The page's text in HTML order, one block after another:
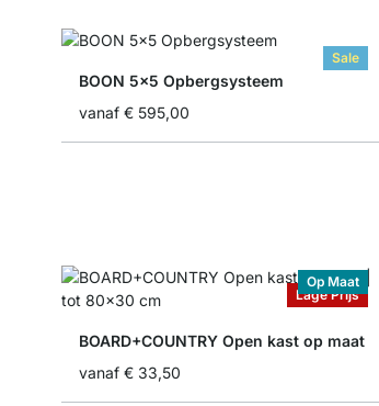
Sale
BOON 5x5 Opbergsysteem
vanaf € 595,00
Lage Prijs
Op Maat
BOARD+COUNTRY Open kast op maat
vanaf € 33,50